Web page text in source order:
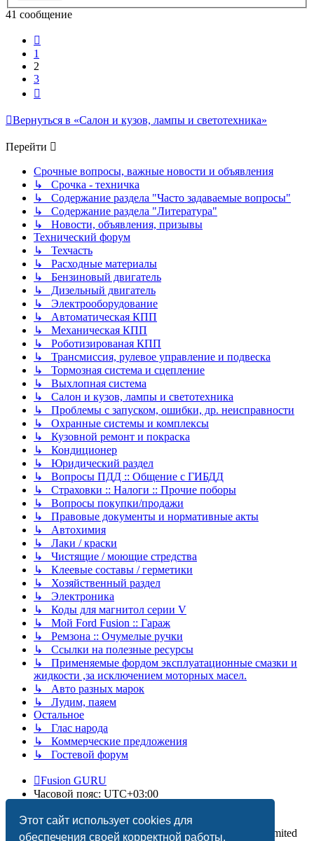
Этот сайт использует cookies для
обеспечения своей корректной работы.
41 сообщение
1
2
3
Вернуться в «Салон и кузов, лампы и светотехника»
Перейти
Срочные вопросы, важные новости и объявления
↳ Срочка - техничка
↳ Содержание раздела "Часто задаваемые вопросы"
↳ Содержание раздела "Литература"
↳ Новости, объявления, призывы
Технический форум
↳ Техчасть
↳ Расходные материалы
↳ Бензиновый двигатель
↳ Дизельный двигатель
↳ Электрооборудование
↳ Автоматическая КПП
↳ Механическая КПП
↳ Роботизированая КПП
↳ Трансмиссия, рулевое управление и подвеска
↳ Тормозная система и сцепление
↳ Выхлопная система
↳ Салон и кузов, лампы и светотехника
↳ Проблемы с запуском, ошибки, др. неисправности
↳ Охранные системы и комплексы
↳ Кузовной ремонт и покраска
↳ Кондиционер
↳ Юридический раздел
↳ Вопросы ПДД :: Общение с ГИБДД
↳ Страховки :: Налоги :: Прочие поборы
↳ Вопросы покупки/продажи
↳ Правовые документы и нормативные акты
↳ Автохимия
↳ Лаки / краски
↳ Чистящие / моющие стредства
↳ Клеевые составы / герметики
↳ Хозяйственный раздел
↳ Электроника
↳ Коды для магнитол серии V
↳ Мой Ford Fusion :: Гараж
↳ Ремзона :: Очумелые ручки
↳ Ссылки на полезные ресурсы
↳ Применяемые фордом эксплуатационные смазки и
жидкости ,за исключением моторных масел.
↳ Авто разных марок
↳ Лудим, паяем
Остальное
↳ Глас народа
↳ Коммерческие предложения
↳ Гостевой форум
Fusion GURU
Часовой пояс: UTC+03:00
Создано на основеphpBB® Forum Software © phpBB Limited